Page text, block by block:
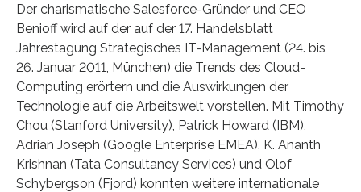
Der charismatische Salesforce-Gründer und CEO
Benioff wird auf der auf der 17. Handelsblatt
Jahrestagung Strategisches IT-Management (24. bis
26. Januar 2011, München) die Trends des Cloud-
Computing erörtern und die Auswirkungen der
Technologie auf die Arbeitswelt vorstellen. Mit Timothy
Chou (Stanford University), Patrick Howard (IBM),
Adrian Joseph (Google Enterprise EMEA), K. Ananth
Krishnan (Tata Consultancy Services) und Olof
Schybergson (Fjord) konnten weitere internationale